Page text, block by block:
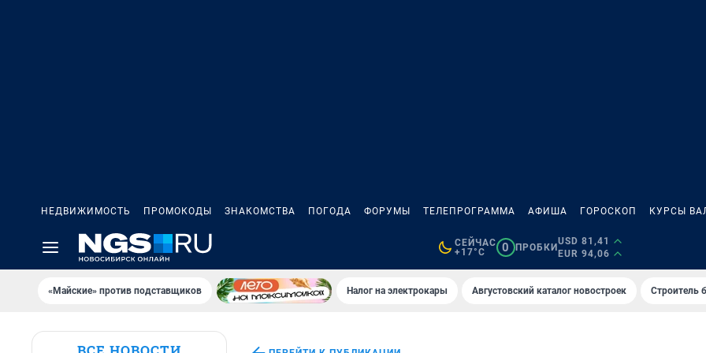
НЕДВИЖИМОСТЬ ПРОМОКОДЫ ЗНАКОМСТВА ПОГОДА ФОРУМЫ ТЕЛЕПРОГРАММА АФИША ГОРОСКОП КУРСЫ
СЕЙЧАС
+17°C
0 ПРОБКИ
USD 81,41
EUR 94,06
«Майские» против подставщиков Налог на электрокары Августовский каталог новостроек Строитель